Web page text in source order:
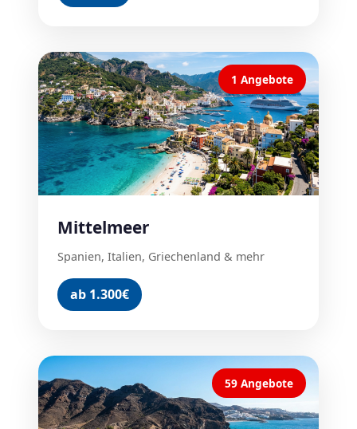
1 Angebote
Mittelmeer
Spanien, Italien, Griechenland & mehr
ab 1.300€
59 Angebote